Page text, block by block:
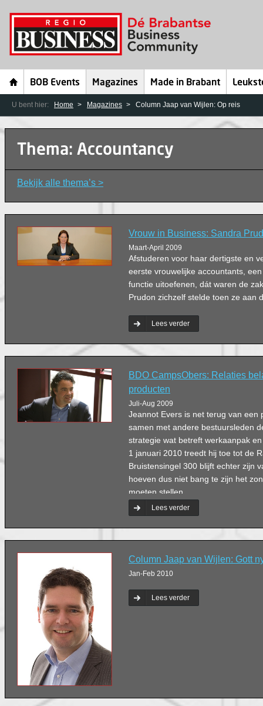
BOB Events Magazines Made in Brabant
U bent hier: Home Magazines Column Jaap van Wijlen: Op reis
Thema: Accountancy
Bekijk alle thema’s >
Vrouw in Business: Sandra
Maart-April 2009
Afstuderen voor haar dertigste en
eerste vrouwelijke accountants,
functie uitoefenen, dát waren de
Prudon zichzelf stelde toen ze aan
Lees verder
BDO CampsObers: Relaties
producten
Juli-Aug 2009
Jeannot Evers is net terug van een
samen met andere bestuursleden
strategie wat betreft werkaanpak
1 januari 2010 treedt hij toe tot de
Bruistensingel 300 blijft echter zijn
hoeven dus niet bang te zijn het
moeten stellen.
Lees verder
Column Jaap van Wijlen: Gott
Jan-Feb 2010
Lees verder